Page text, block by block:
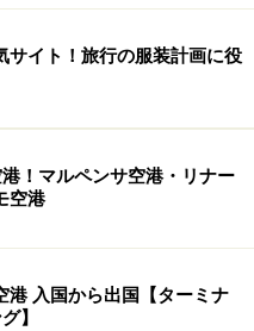
サイト！旅行の服装計画に役
！マルペンサ空港・リナー
空港
港 入国から出国【ターミナ
】